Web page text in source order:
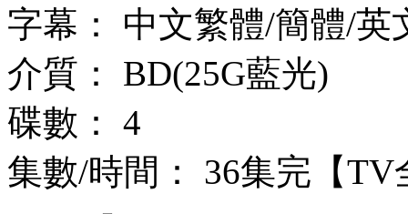
字幕： 中文繁體/簡體/英
介質： BD(25G藍光)
碟數： 4
集數/時間： 36集完【